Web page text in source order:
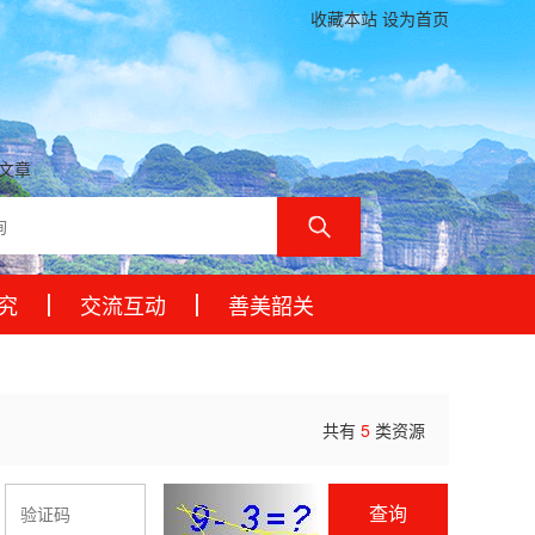
收藏本站 设为首页
章
交流互动 善美韶关